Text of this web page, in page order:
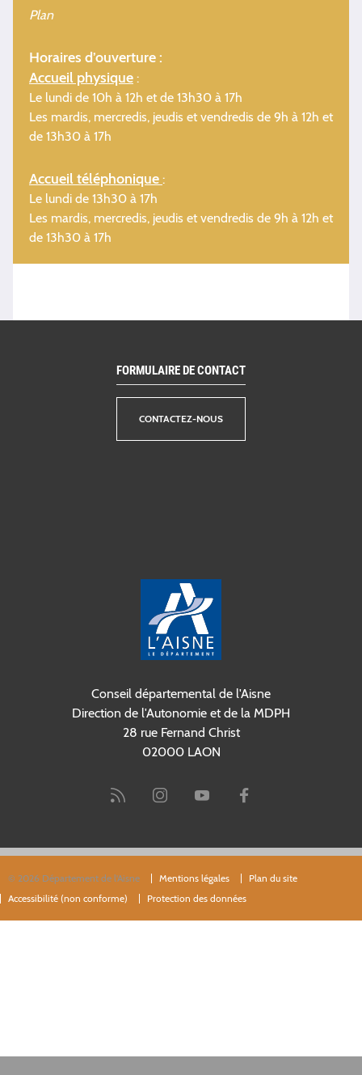
Plan
Horaires d’ouverture :
Accueil physique :
Le lundi de 10h à 12h et de 13h30 à 17h
Les mardis, mercredis, jeudis et vendredis de 9h à 12h et
de 13h30 à 17h
Accueil téléphonique :
Le lundi de 13h30 à 17h
Les mardis, mercredis, jeudis et vendredis de 9h à 12h et
de 13h30 à 17h
Conseil départemental de l'Aisne
Direction de l'Autonomie et de la MDPH
28 rue Fernand Christ
02000 LAON
FORMULAIRE DE CONTACT
CONTACTEZ-NOUS
© 2026 Département de l'Aisne Mentions légales
Plan du site
Accessibilité (non conforme)
Protection des données